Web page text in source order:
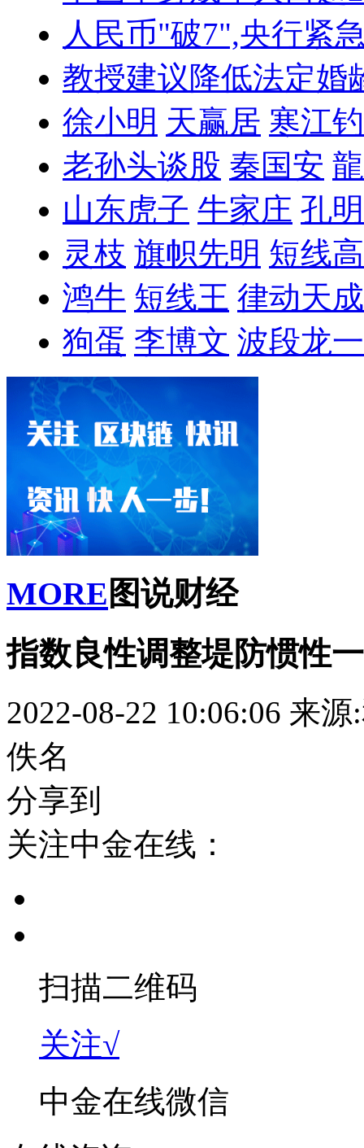
人民币"破7",央行紧
教授建议降低法定婚
徐小明 天赢居 寒江
老孙头谈股 秦国安
山东虎子 牛家庄 孔
灵枝 旗帜先明 短线
鸿牛 短线王 律动天成
狗蛋 李博文 波段龙一
MORE 图说财经
指数良性调整堤防惯性
2022-08-22 10:06:06 来源
佚名
分享到
关注中金在线：
扫描二维码
关注√
中金在线微信